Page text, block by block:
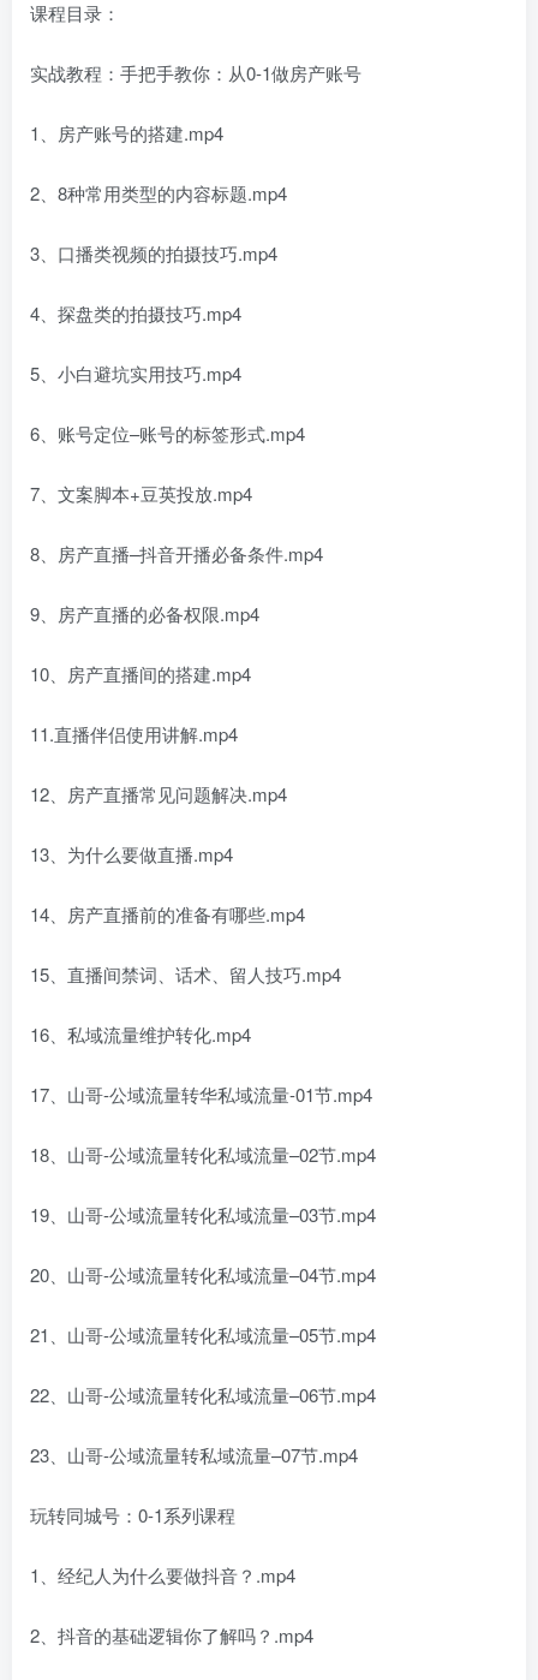
课程目录：
实战教程：手把手教你：从0-1做房产账号
1、房产账号的搭建.mp4
2、8种常用类型的内容标题.mp4
3、口播类视频的拍摄技巧.mp4
4、探盘类的拍摄技巧.mp4
5、小白避坑实用技巧.mp4
6、账号定位–账号的标签形式.mp4
7、文案脚本+豆英投放.mp4
8、房产直播–抖音开播必备条件.mp4
9、房产直播的必备权限.mp4
10、房产直播间的搭建.mp4
11.直播伴侣使用讲解.mp4
12、房产直播常见问题解决.mp4
13、为什么要做直播.mp4
14、房产直播前的准备有哪些.mp4
15、直播间禁词、话术、留人技巧.mp4
16、私域流量维护转化.mp4
17、山哥-公域流量转华私域流量-01节.mp4
18、山哥-公域流量转化私域流量–02节.mp4
19、山哥-公域流量转化私域流量–03节.mp4
20、山哥-公域流量转化私域流量–04节.mp4
21、山哥-公域流量转化私域流量–05节.mp4
22、山哥-公域流量转化私域流量–06节.mp4
23、山哥-公域流量转私域流量–07节.mp4
玩转同城号：0-1系列课程
1、经纪人为什么要做抖音？.mp4
2、抖音的基础逻辑你了解吗？.mp4